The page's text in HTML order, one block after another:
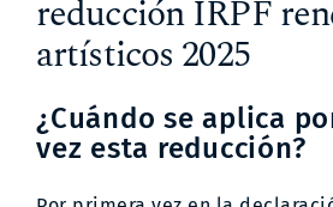
reducción IRPF
artísticos 2025
¿Cuándo se aplica
vez esta reducción?